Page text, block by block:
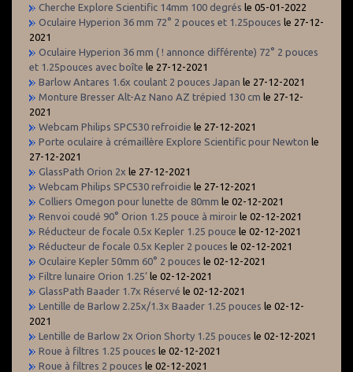
Cherche Explore Scientific 14mm 100 degrés le 05-01-2022
Oculaire Hyperion 36 mm 72° 2 pouces et 1.25pouces le 27-12-
2021
Oculaire Hyperion 36 mm ( ! annonce différente) 72° 2 pouces
et 1.25pouces avec boîte le 27-12-2021
Barlow Antares 1.6x coulant 2 pouces Japan le 27-12-2021
Monture Bresser Alt-Az Nano AZ trépied 130 cm le 27-12-
2021
Webcam Philips SPC530 refroidie le 27-12-2021
Porte oculaire à crémaillère Explore Scientific pour Newton le
27-12-2021
GlassPath Orion 2x le 27-12-2021
Webcam Philips SPC530 refroidie le 27-12-2021
Colliers Omegon pour lunette de 80mm le 02-12-2021
Renvoi coudé 90° Orion 1.25 pouce à miroir le 02-12-2021
Réducteur de focale 0.5x Kepler 1.25 pouce le 02-12-2021
Réducteur de focale 0.5x Kepler 2 pouces le 02-12-2021
Oculaire Kepler 50mm 60° 2 pouces le 02-12-2021
Filtre lunaire Orion 1.25’ le 02-12-2021
GlassPath Baader 1.7x Réservé le 02-12-2021
Lentille de Barlow 2.25x/1.3x Baader 1.25 pouces le 02-12-
2021
Lentille de Barlow 2x Orion Shorty 1.25 pouces le 02-12-2021
Roue à filtres 1.25 pouces le 02-12-2021
Roue à filtres 2 pouces le 02-12-2021